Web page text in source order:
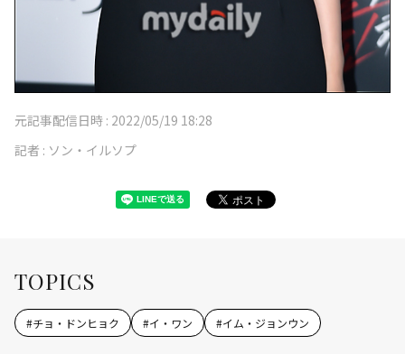
元記事配信日時 : 2022/05/19 18:28
記者 : ソン・イルソプ
TOPICS
#チョ・ドンヒョク #イ・ワン #イム・ジョンウン